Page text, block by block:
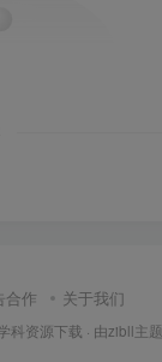
合作 关于我们
科资源下载 · 由zibll主题